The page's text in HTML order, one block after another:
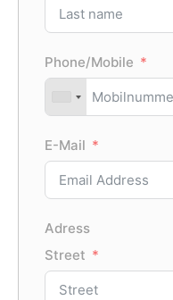
Phone/Mobile
E-Mail
Adress
Street